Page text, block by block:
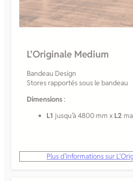
L’Originale Medium
Bandeau Design
Stores rapportés sous le bandeau
Dimensions:
L1 jusqu’à 4800 mm x L2
Plus d’informations sur